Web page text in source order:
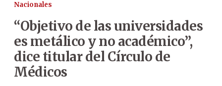
Nacionales
“Objetivo de las universidades
es metálico y no académico”,
dice titular del Círculo de
Médicos